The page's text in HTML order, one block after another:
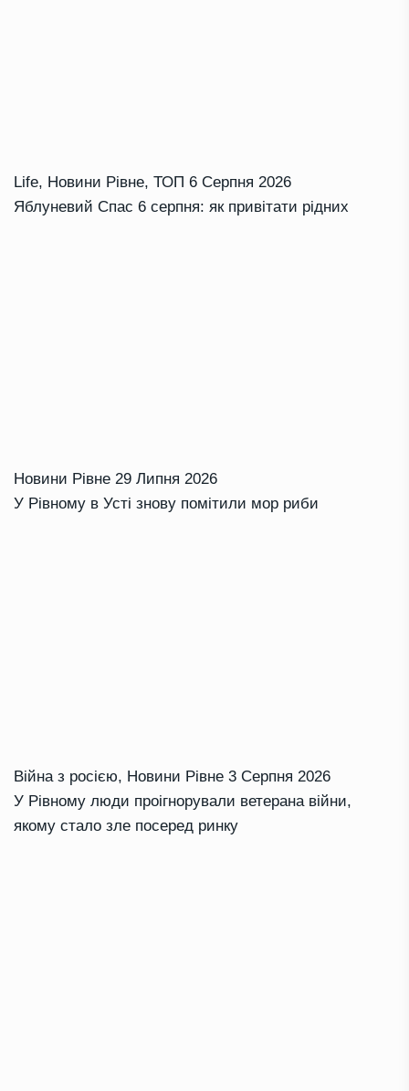
Life, Новини Рівне, ТОП 6 Серпня 2026
Яблуневий Спас 6 серпня: як привітати рідних
Новини Рівне 29 Липня 2026
У Рівному в Усті знову помітили мор риби
Війна з росією, Новини Рівне 3 Серпня 2026
У Рівному люди проігнорували ветерана війни,
якому стало зле посеред ринку